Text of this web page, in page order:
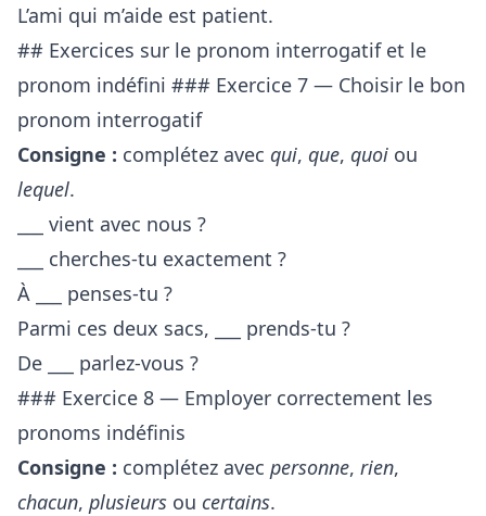
L’ami qui m’aide est patient.
## Exercices sur le pronom interrogatif et le
pronom indéfini ### Exercice 7 — Choisir le bon
pronom interrogatif
Consigne : complétez avec qui, que, quoi ou
lequel.
___ vient avec nous ?
___ cherches-tu exactement ?
À ___ penses-tu ?
Parmi ces deux sacs, ___ prends-tu ?
De ___ parlez-vous ?
### Exercice 8 — Employer correctement les
pronoms indéfinis
Consigne : complétez avec personne, rien,
chacun, plusieurs ou certains.